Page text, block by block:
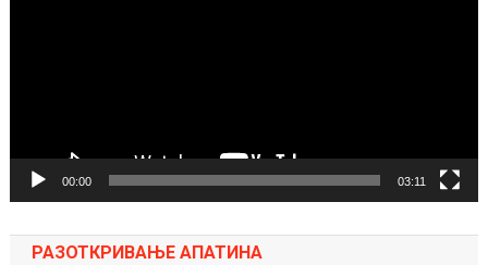
00:00 03:11
РАЗОТКРИВАЊЕ АПАТИНА